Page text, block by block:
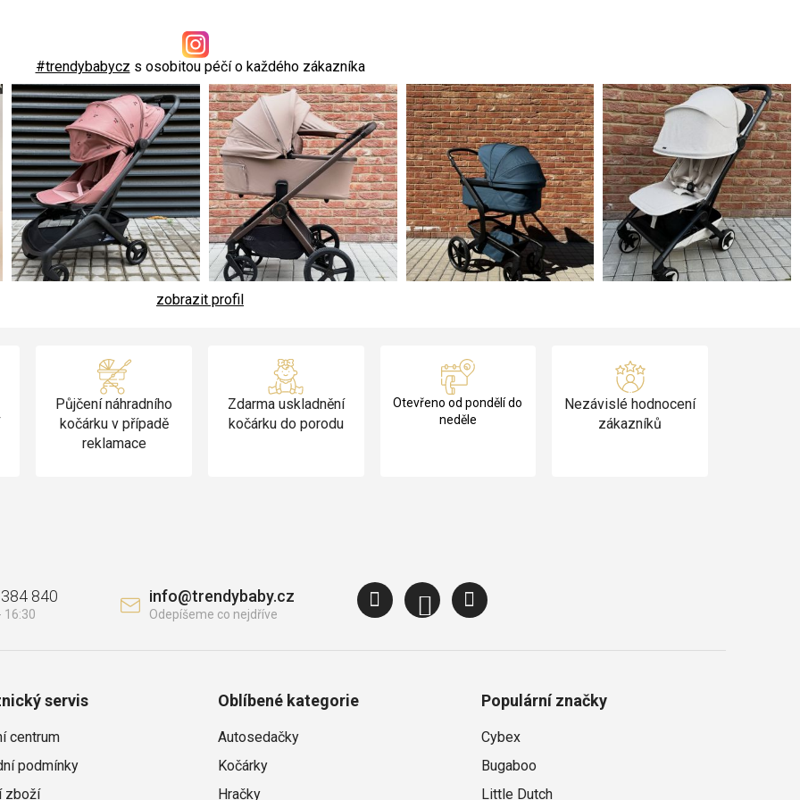
#trendybabycz s osobitou péčí o každého zákazníka
zobrazit profil
Půjčení náhradního
kočárku v případě
reklamace
Zdarma uskladnění
kočárku do porodu
Otevřeno od pondělí do
neděle
Nezávislé hodnocení
zákazníků
info@trendybaby.cz
840
servis
centrum
podmínky
zboží
Oblíbené kategorie
Autosedačky
Kočárky
Hračky
Populární značky
Cybex
Bugaboo
Little Dutch